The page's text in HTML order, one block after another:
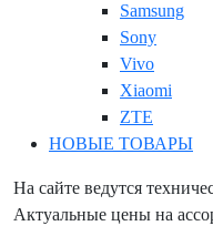
Samsung
Sony
Vivo
Xiaomi
ZTE
НОВЫЕ ТОВАРЫ
На сайте ведутся
Актуальные цены на